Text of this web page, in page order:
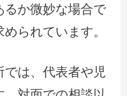
るか微妙な場合で
られています。
では、代表者や児